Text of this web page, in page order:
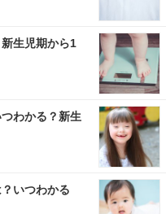
生児期から1
わかる？新生
いつわかる